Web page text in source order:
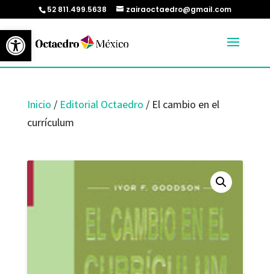
Abrir barra de herramientas
52 811.499.5638 zairaoctaedro@gmail.com
Inicio / Editorial Octaedro / El cambio en el
currículum